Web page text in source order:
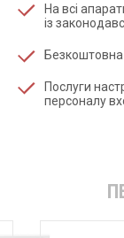
На всі
із
Безкоштовна
Послуги
персоналу